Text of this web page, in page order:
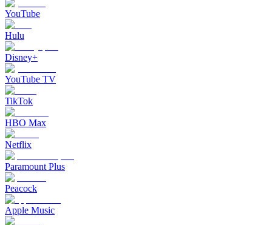
YouTube
Hulu
Disney+
YouTube TV
TikTok
HBO Max
Netflix
Paramount Plus
Peacock
Apple Music